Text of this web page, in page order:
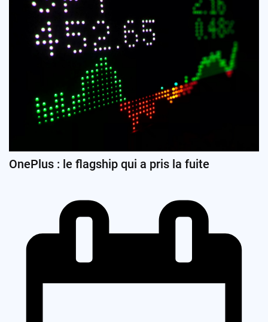
OnePlus : le flagship qui a pris la fuite